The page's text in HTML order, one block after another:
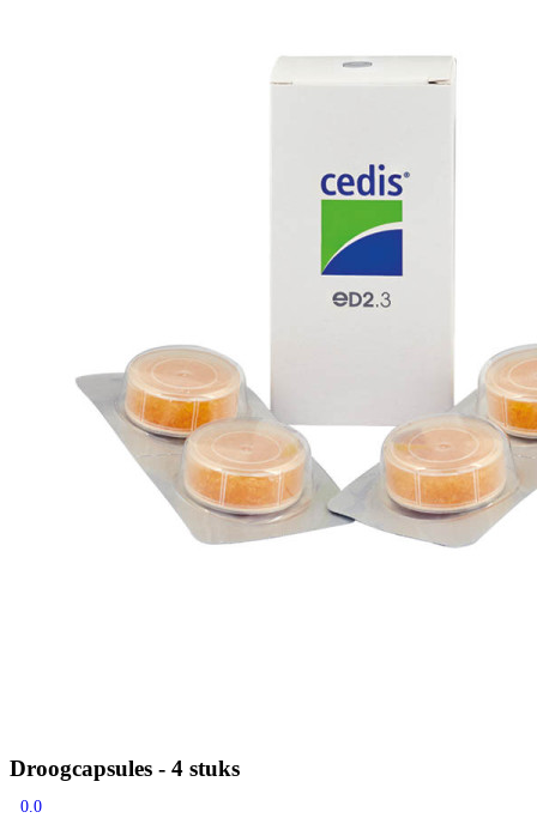
Domes
De Signia Active Mini IX is het nieuwste hoortoestel van Signia.
Droogcapsules - 4 stuks
0.0